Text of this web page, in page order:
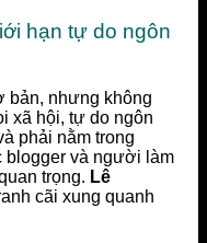
hạn tự do ngôn
bản, nhưng không
xã hội, tự do ngôn
phải nằm trong
blogger và người làm
trọng. Lê
cãi xung quanh